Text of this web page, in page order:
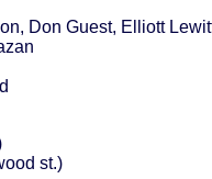
Don Guest, Elliott
st.)